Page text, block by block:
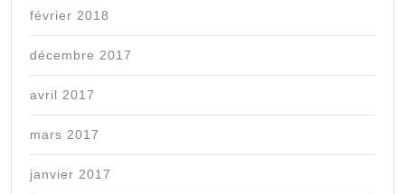
février 2018
décembre 2017
avril 2017
mars 2017
janvier 2017